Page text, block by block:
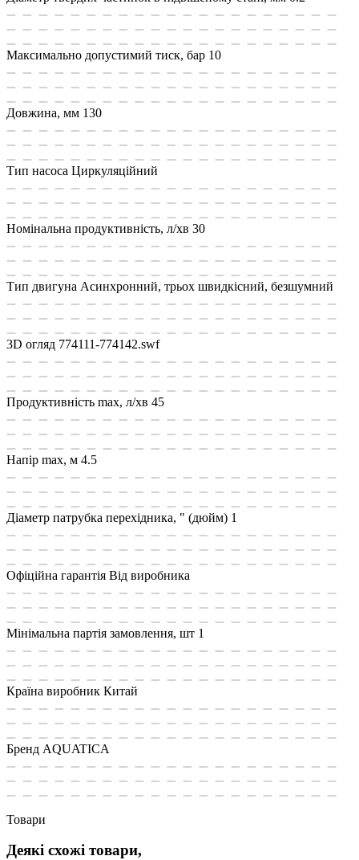
Максимально допустимий тиск, бар 10
Довжина, мм 130
Тип насоса Циркуляційний
Номінальна продуктивність, л/хв 30
Тип двигуна Асинхронний, трьох швидкісний, безшумний
3D огляд 774111-774142.swf
Продуктивність max, л/хв 45
Напір max, м 4.5
Діаметр патрубка перехідника, " (дюйм) 1
Офіційна гарантія Від виробника
Мінімальна партія замовлення, шт 1
Країна виробник Китай
Бренд AQUATICA
Товари
Деякі схожі товари,